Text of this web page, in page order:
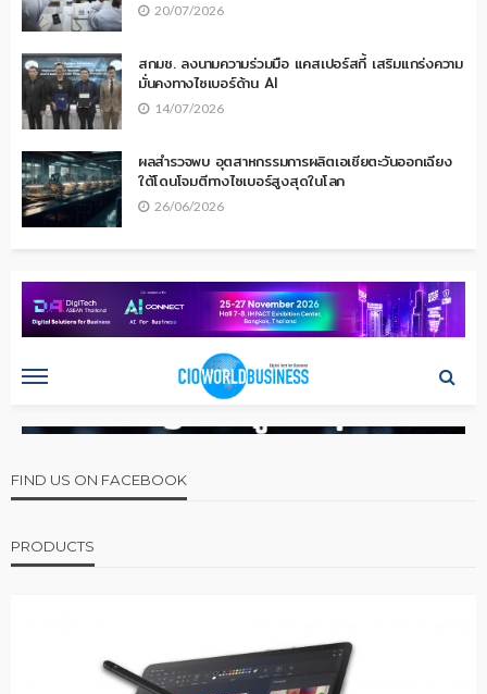
20/07/2026
สกมช. ลงนามความร่วมมือ แคสเปอร์สกี้ เสริมแกร่งความ
มั่นคงทางไซเบอร์ด้าน AI
14/07/2026
ผลสำรวจพบ อุตสาหกรรมการผลิตเอเชียตะวันออกเฉียง
ใต้โดนโจมตีทางไซเบอร์สูงสุดในโลก
26/06/2026
FIND US ON FACEBOOK
PRODUCTS